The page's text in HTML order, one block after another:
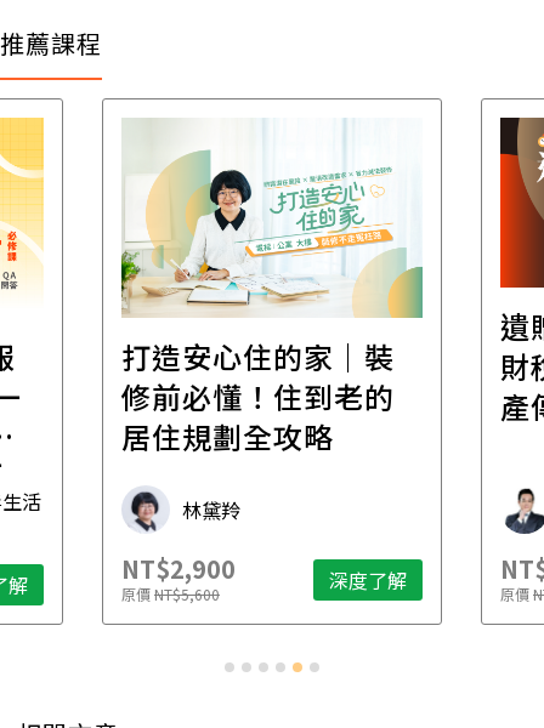
推薦課程
活
解
打造安心住的家｜裝
修前必懂！住到老的
居住規劃全攻略
林黛羚
NT$2,900
原價NT$5,600 深度了解
遺
財
產
原價